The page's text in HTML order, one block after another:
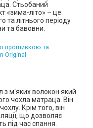
Стьобаний
«зима-літо» – це
та літнього періоду
та бавовни.
з м'яких волокон який
чохла матраца . Він
Крім того, він
що дозволяє
під час спання.